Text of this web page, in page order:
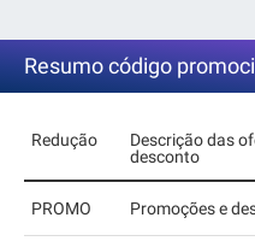
Resumo código
Redução
Descrição das
desconto
PROMO Promoções e